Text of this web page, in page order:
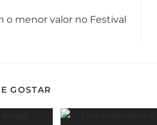
o menor valor no Festival
GOSTAR